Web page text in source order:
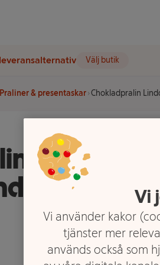
Välj butik
Praliner & presentaskar Chokladpralin
Lindor
Vi
Vi använder kakor
tjänster mer
används också som